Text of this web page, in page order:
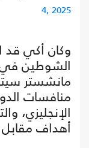
4, 2025
وكان أكي قد
الشوطين في
مانشستر
منافسات
الإنجليزي،
أهداف